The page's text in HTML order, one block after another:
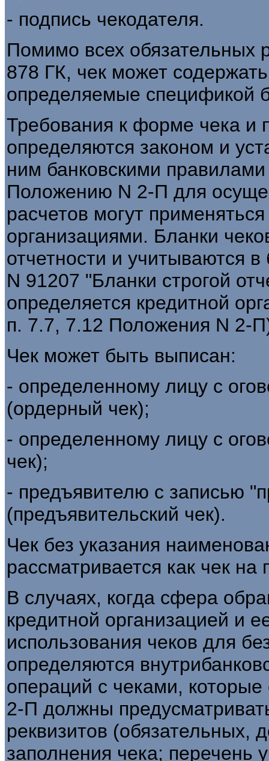
- подпись чекодателя.
Помимо всех обязательных
878 ГК, чек может
определяемые спецификой
Требования к форме чека и
определяются законом и
ним банковскими
Положению N 2-П для
расчетов могут
организациями. Бланки
отчетности и учитываются
N 91207 "Бланки строгой
определяется кредитной
п. 7.7, 7.12 Положения N 2-
Чек может быть выписан:
- определенному лицу с
(ордерный чек);
- определенному лицу с
чек);
- предъявителю с записью
(предъявительский чек).
Чек без указания
рассматривается как чек на
В случаях, когда сфера
кредитной организацией и
использования чеков для
определяются
операций с чеками,
2-П должны
реквизитов (обязательных,
заполнения чека; перечень